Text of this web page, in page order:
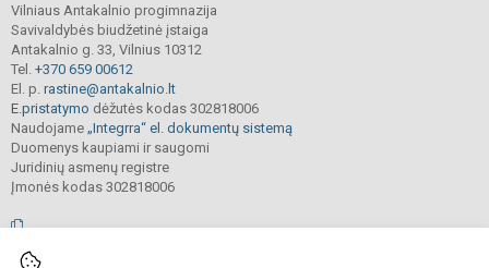
Vilniaus Antakalnio progimnazija
Savivaldybės biudžetinė įstaiga
Antakalnio g. 33, Vilnius 10312
Tel. +370 659 00612
El. p. rastine@antakalnio.lt
E.pristatymo dėžutės kodas 302818006
Naudojame „Integrra“ el. dokumentų sistemą
Duomenys kaupiami ir saugomi
Juridinių asmenų registre
Įmonės kodas 302818006